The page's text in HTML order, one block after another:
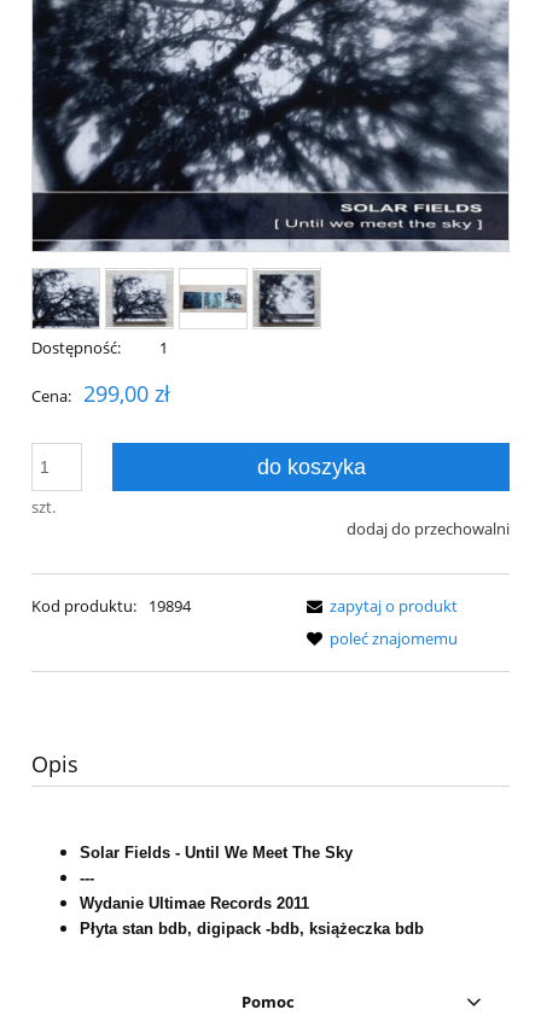
Dostępność: 1
Cena: 299,00 zł
szt.
do koszyka
dodaj do przechowalni
Kod produktu: 19894
zapytaj o produkt
poleć znajomemu
Opis
Solar Fields - Until We Meet The Sky
---
Wydanie Ultimae Records 2011
Płyta stan bdb, digipack -bdb, książeczka bdb
Pomoc